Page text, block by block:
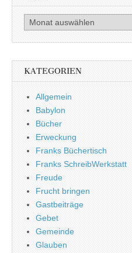
Archiv
KATEGORIEN
Allgemein
Babylon
Bücher
Erweckung
Franks Büchertisch
Franks SchreibWerkstatt
Freude
Frucht bringen
Gastbeiträge
Gebet
Gemeinde
Glauben